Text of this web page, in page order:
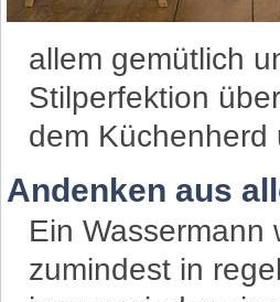
allem gemütlich
Stilperfektion
dem Küchenherd
Andenken aus
Ein Wassermann
zumindest in